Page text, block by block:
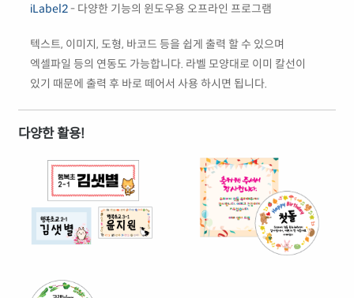
iLabel2- 다양한 기능의 윈도우용 오프라인 프로그램
텍스트, 이미지, 도형, 바코드 등을 쉽게 출력 할 수 있으며
엑셀파일 등의 연동도 가능합니다. 라벨 모양대로 이미 칼선이
있기 때문에 출력 후 바로 떼어서 사용 하시면 됩니다.
다양한 활용!